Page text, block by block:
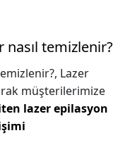
nasıl temizlenir?
Lazer
müşterilerimize
lazer epilasyon